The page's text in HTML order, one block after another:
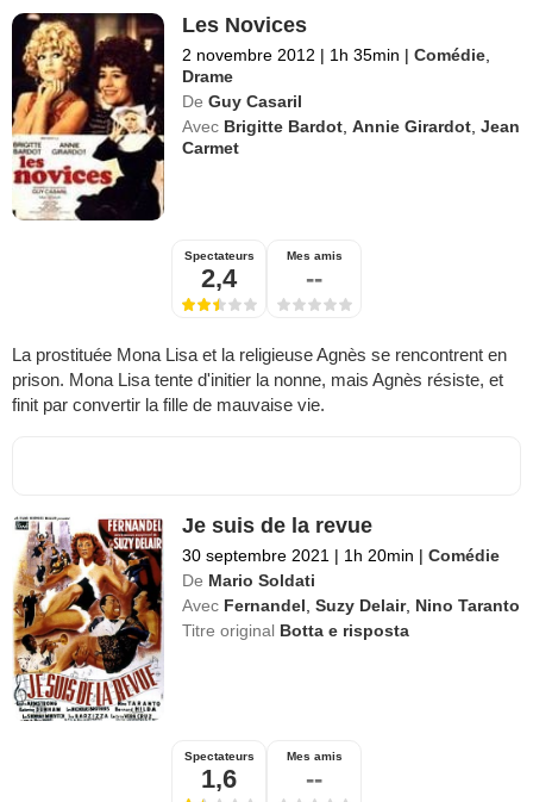
Les Novices
2 novembre 2012 | 1h 35min | Comédie
Drame
De Guy Casaril
Avec Brigitte Bardot ,Annie Girardot ,Jean
Carmet
Spectateurs
2,4
Mes amis
--
La prostituée Mona Lisa et la religieuse Agnès se rencontrent en
prison. Mona Lisa tente d'initier la nonne, mais Agnès résiste, et
finit par convertir la fille de mauvaise vie.
Je suis de la revue
30 septembre 2021 | 1h 20min | Comédie
De Mario Soldati
Avec Fernandel ,Suzy Delair, Nino Taranto
Titre original Botta e risposta
Spectateurs
1,6
Mes amis
--